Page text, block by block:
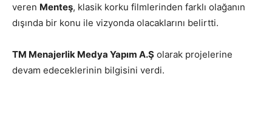
veren Menteş, klasik korku filmlerinden farklı olağanın
dışında bir konu ile vizyonda olacaklarını belirtti.
TM Menajerlik Medya Yapım A.Ş olarak projelerine
devam edeceklerinin bilgisini verdi.